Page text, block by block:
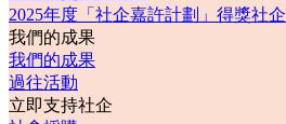
2025年度「社企嘉許計劃」得獎社企
我們的成果
我們的成果
過往活動
立即支持社企